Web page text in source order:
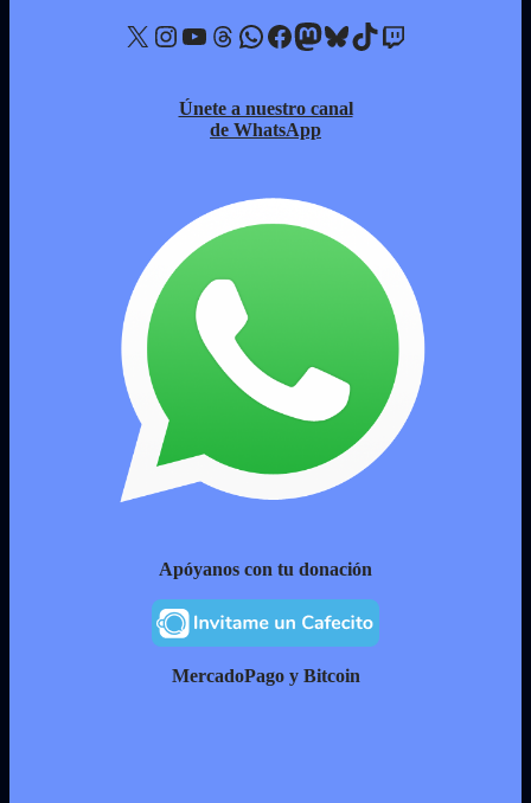
X Instagram YouTube Threads WhatsApp Facebook Mastodon Bluesky TikTok Twitch
Únete a nuestro canal
de WhatsApp
Apóyanos con tu donación
MercadoPago y Bitcoin